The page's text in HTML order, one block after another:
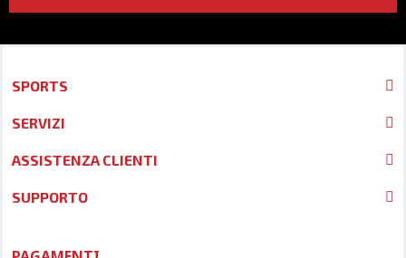
SPORTS
SERVIZI
ASSISTENZA CLIENTI
SUPPORTO